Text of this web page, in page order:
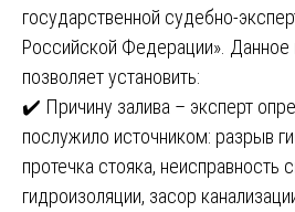
государственной судебно-
Российской Федерации». Данное
позволяет установить:
✔️ Причину залива – эксперт
послужило источником: разрыв
протечка стояка, неисправность
гидроизоляции, засор